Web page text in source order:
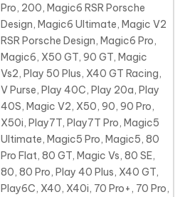
Pro, 200, Magic6 RSR Porsche
Design, Magic6 Ultimate, Magic V2
RSR Porsche Design, Magic6 Pro,
Magic6, X50 GT, 90 GT, Magic
Vs2, Play 50 Plus, X40 GT Racing,
V Purse, Play 40C, Play 20a, Play
40S, Magic V2, X50, 90, 90 Pro,
X50i, Play7T, Play7T Pro, Magic5
Ultimate, Magic5 Pro, Magic5, 80
Pro Flat, 80 GT, Magic Vs, 80 SE,
80, 80 Pro, Play 40 Plus, X40 GT,
Play6C, X40, X40i, 70 Pro+, 70 Pro,